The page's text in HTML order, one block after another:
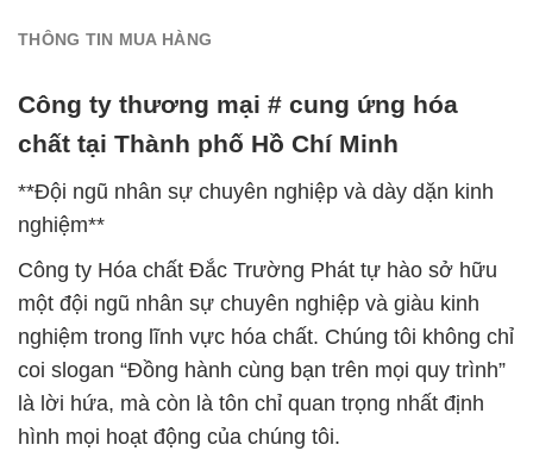
THÔNG TIN MUA HÀNG
Công ty thương mại # cung ứng hóa
chất tại Thành phố Hồ Chí Minh
**Đội ngũ nhân sự chuyên nghiệp và dày dặn kinh
nghiệm**
Công ty Hóa chất Đắc Trường Phát tự hào sở hữu
một đội ngũ nhân sự chuyên nghiệp và giàu kinh
nghiệm trong lĩnh vực hóa chất. Chúng tôi không chỉ
coi slogan “Đồng hành cùng bạn trên mọi quy trình”
là lời hứa, mà còn là tôn chỉ quan trọng nhất định
hình mọi hoạt động của chúng tôi.